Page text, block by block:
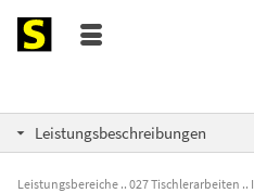
Leistungsbeschreibungen
Leistungsbereiche 027 Tischlerarbeiten